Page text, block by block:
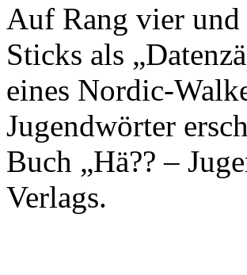
Auf Rang vier
Sticks als
eines Nordic-
Jugendwörter
Buch „Hä?? –
Verlags.